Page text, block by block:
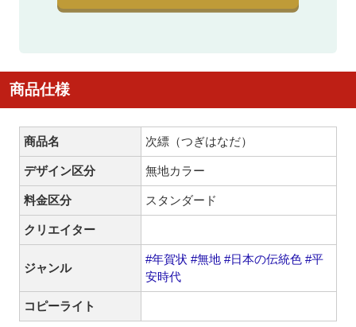
商品仕様
商品名 次縹（つぎはなだ）
デザイン区分 無地カラー
料金区分 スタンダード
クリエイター
ジャンル
#年賀状 #無地 #日本の伝統色 #平
安時代
コピーライト